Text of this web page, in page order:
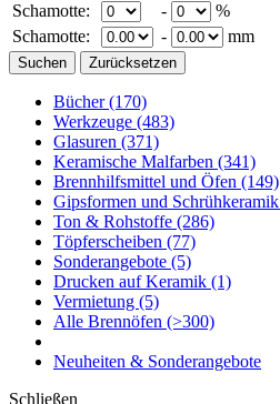
Schamotte:
-
%
Schamotte:
- mm
Bücher(170)
Werkzeuge (483)
Glasuren (371)
Keramische Malfarben (341)
Brennhilfsmittel und Öfen (149)
Gipsformen und Schrühkeramik
Ton & Rohstoffe (286)
Töpferscheiben (77)
Sonderangebote (5)
Drucken auf Keramik (1)
Vermietung (5)
Alle Brennöfen (>300)
Neuheiten & Sonderangebote
Schließen